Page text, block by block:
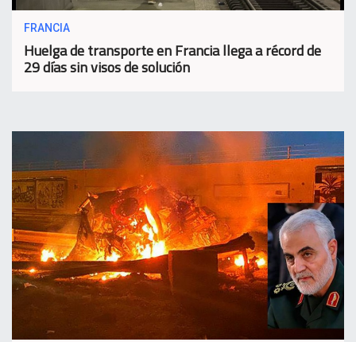
FRANCIA
Huelga de transporte en Francia llega a récord de
29 días sin visos de solución